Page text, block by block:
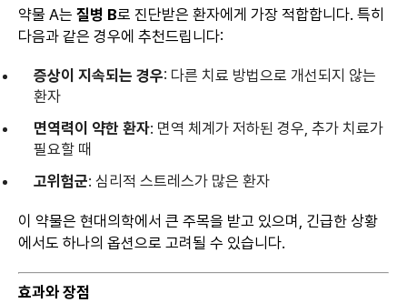
약물 A는 질병 B로 진단받은 환자에게 가장 적합합니다. 특히
다음과 같은 경우에 추천드립니다:
증상이 지속되는 경우: 다른 치료 방법으로 개선되지 않는
환자
면역력이 약한 환자: 면역 체계가 저하된 경우, 추가 치료가
필요할 때
고위험군: 심리적 스트레스가 많은 환자
이 약물은 현대의학에서 큰 주목을 받고 있으며, 긴급한 상황
에서도 하나의 옵션으로 고려될 수 있습니다.
효과와 장점